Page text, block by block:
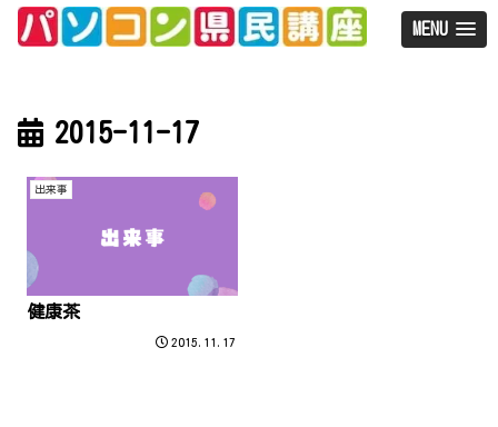
MENU
2015-11-17
出来事
健康茶
2015.11.17